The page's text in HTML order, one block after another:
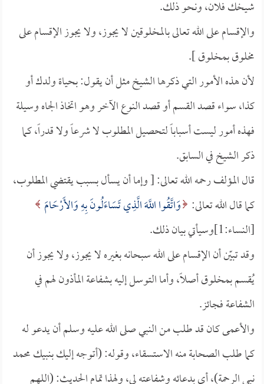
شيخك فلان، ونحو ذلك.
والإقسام على الله تعالى بالمخلوقين لا يجوز، ولا يجوز الإقسام على
مخلوق بمخلوق ].
لأن هذه الأمور التي ذكرها الشيخ مثل أن يقول: بحياة ولدك أو
كذا، سواء قصد القسم أو قصد النوع الآخر وهو اتخاذ الجاه وسيلة
فهذه أمور ليست أسباباً لتحصيل المطلوب لا شرعاً ولا قدراً، كما
ذكر الشيخ في السابق.
قال المؤلف رحمه الله تعالى: [ وإما أن يسأل بسبب يقتضي المطلوب،
كما قال الله تعالى: وَاتَّقُوا اللَّهَ الَّذِي تَسَاءَلُونَ بِهِ وَالأَرْحَامَ
[النساء:1]وسيأتي بيان ذلك.
وقد تبيّن أن الإقسام على الله سبحانه بغيره لا يجوز، ولا يجوز أن
يُقسم بمخلوق أصلاً، وأما التوسل إليه بشفاعة المأذون لهم في
الشفاعة فجائز.
والأعمى كان قد طلب من النبي صلى الله عليه وسلم أن يدعو له
كما طلب الصحابة منه الاستسقاء، وقوله: (أتوجه إليك بنبيك محمد